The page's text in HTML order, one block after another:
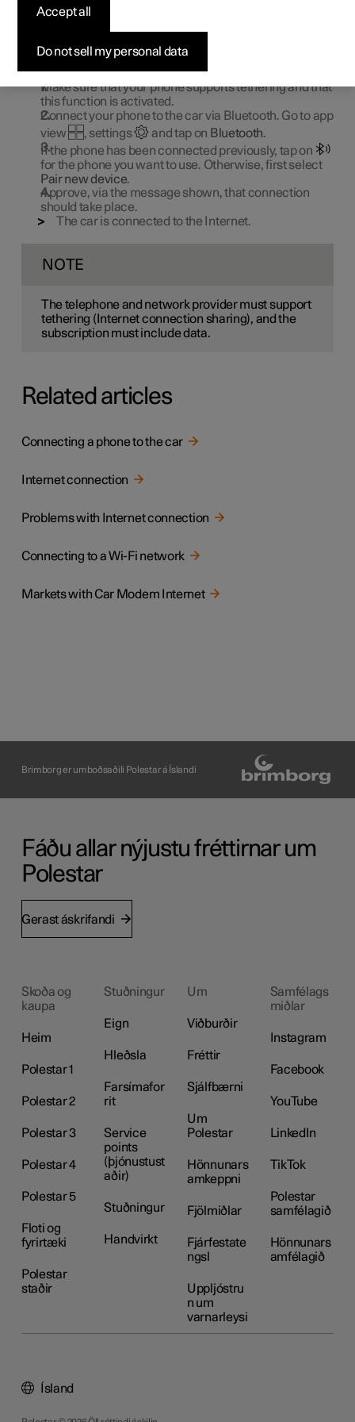
Internet via Bluetooth
Create an Internet connection via Bluetooth by sharing a
Make sure that your phone supports tethering and that
this function is activated.
Connect your phone to the car via Bluetooth. Go to app
view
, settings and tap on Bluetooth.
If the phone has been connected previously, tap on
for the phone you want to use. Otherwise, first select
Pair new device.
Approve, via the message shown, that connection
should take place.
The car is connected to the Internet.
NOTE
The telephone and network provider must support
tethering (Internet connection sharing), and the
subscription must include data.
Related articles
Connecting a phone to the car
Internet connection
Problems with Internet connection
Connecting to a Wi-Fi network
Markets with Car Modem Internet
Brimborg er umboðsaðili Polestar á Íslandi
Fáðu allar nýjustu fréttirnar um
Polestar
Gerast áskrifandi
Skoða og
kaupa
Heim
Polestar 1
Polestar 2
Polestar 3
Polestar 4
Polestar 5
Floti og
fyrirtæki
Polestar
staðir
Stuðningur
Eign
Hleðsla
Farsímafor
rit
Service
points
(þjónustust
aðir)
Stuðningur
Handvirkt
Um
Viðburðir
Fréttir
Sjálfbærni
Um
Polestar
Hönnunars
amkeppni
Fjölmiðlar
Fjárfestate
ngsl
Uppljóstru
n um
varnarleysi
Samfélags
miðlar
Instagram
Facebook
YouTube
LinkedIn
TikTok
Polestar
samfélagið
Hönnunars
amfélagið
Ísland
Do not sell my personal data
Accept all